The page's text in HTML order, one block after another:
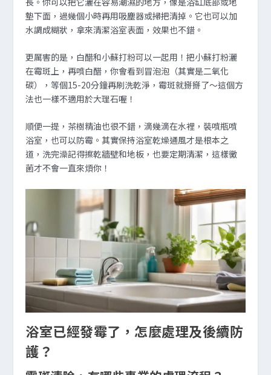
墊下面，過幾個小時再用吸塵器或掃把清掉。它也可以加
水調成糊狀，拿來清潔浴室表面，效果也不錯。
更厲害的是，白醋和小蘇打粉可以一起用！把小蘇打粉灑
在霉斑上，再噴白醋，你會看到冒泡泡（其實是二氧化
碳），等個15-20分鐘再刷洗乾淨，霉斑就掰掰了～這個方
法也一樣不適用於大理石喔！
順便一提，茶樹精油也很不錯，滴幾滴在水裡，裝噴瓶噴
浴室，也可以防霉。其實保持浴室乾燥通風才是根本之
道，洗完澡記得擦乾牆壁和地板，也要定期清潔，這樣黴
菌才不會一直來煩你！
浴室已經發霉了，怎麼處理及後續防
護？